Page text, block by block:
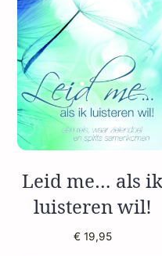
Leid me… als ik
luisteren wil!
€ 19,95